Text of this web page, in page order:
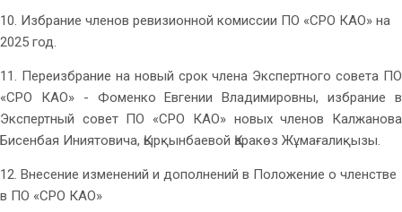
10. Избрание членов ревизионной комиссии ПО «СРО КАО» на
2025 год.
11. Переизбрание на новый срок члена Экспертного совета ПО
«СРО КАО» - Фоменко Евгении Владимировны, избрание в
Экспертный совет ПО «СРО КАО» новых членов Калжанова
Бисенбая Иниятовича, Қырқынбаевой Қаракөз Жұмағалиқызы.
12. Внесение изменений и дополнений в Положение о членстве
в ПО «СРО КАО»